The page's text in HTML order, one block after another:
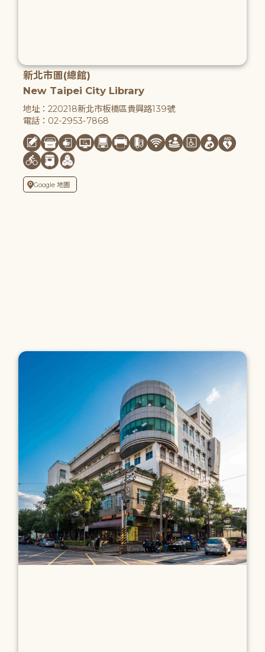
新北市圖(總館)
New Taipei City Library
地址：220218新北市板橋區貴興路139號
電話：02-2953-7868
Google 地圖